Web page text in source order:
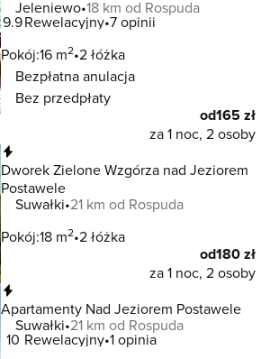
Jeleniewo 18 km od Rospuda
9.9Rewelacyjny 7 opinii
Pokój:16 m2 2 łóżka
Bezpłatna anulacja
Bez przedpłaty
od165 zł
za 1 noc, 2 osoby
Dworek Zielone Wzgórza nad Jeziorem
Postawele
Suwałki 21 km od Rospuda
Pokój:18 m2 2 łóżka
od180 zł
za 1 noc, 2 osoby
Apartamenty Nad Jeziorem Postawele
Suwałki 21 km od Rospuda
10 Rewelacyjny 1 opinia